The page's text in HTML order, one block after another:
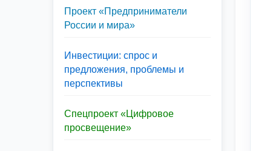
Проект «Предприниматели
России и мира»
Инвестиции: спрос и
предложения, проблемы и
перспективы
Спецпроект «Цифровое
просвещение»